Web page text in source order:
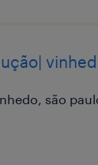
são